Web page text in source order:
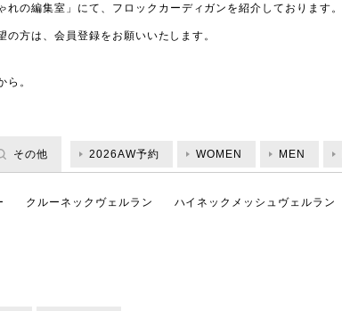
れの編集室」にて、 フロックカーディガンを紹介しております。
方は、会員登録をお願いいたします。
ら。
その他 2026AW予約 WOMEN MEN
クルーネックヴェルラン ハイネックメッシュヴェルラン